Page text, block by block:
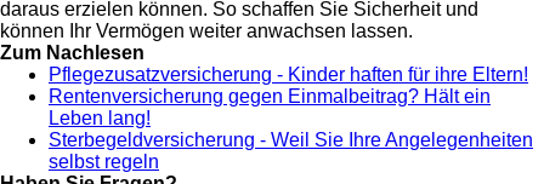
daraus erzielen können. So schaffen Sie Sicherheit und
können Ihr Vermögen weiter anwachsen lassen.
Zum Nachlesen
Pflegezusatzversicherung - Kinder haften für ihre Eltern!
Rentenversicherung gegen Einmalbeitrag? Hält ein
Leben lang!
Sterbegeldversicherung - Weil Sie Ihre Angelegenheiten
selbst regeln